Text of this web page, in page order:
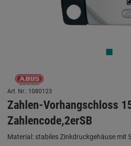
Art. Nr.: 1080123
Zahlen-Vorhangschloss
Zahlencode,2erSB
Material: stabiles Zinkdruckgehäuse mit